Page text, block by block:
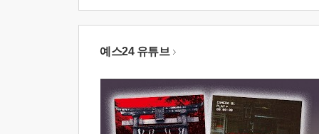
예스24 유튜브